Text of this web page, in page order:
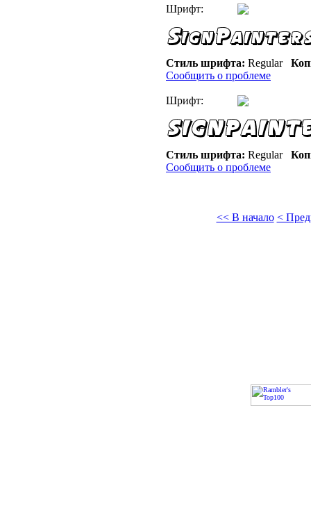
Шрифт:
Стиль шрифта: Regular
Сообщить о проблеме
Шрифт:
Стиль шрифта: Regular
Сообщить о проблеме
<< В начало <